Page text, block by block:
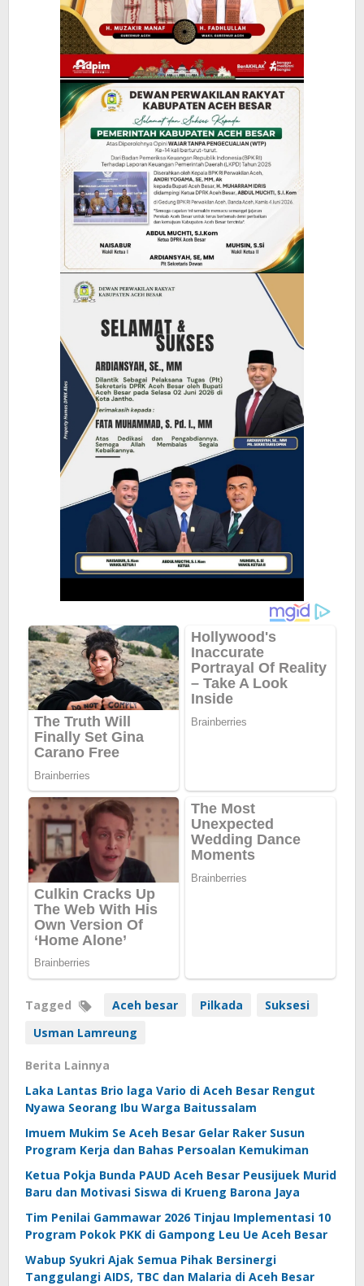
Tagged Aceh besar Pilkada
Suksesi
Usman Lamreung
Berita Lainnya
Laka Lantas Brio laga Vario di Aceh Besar Rengut
Nyawa Seorang Ibu Warga Baitussalam
Imuem Mukim Se Aceh Besar Gelar Raker Susun
Program Kerja dan Bahas Persoalan Kemukiman
Ketua Pokja Bunda PAUD Aceh Besar Peusijuek Murid
Baru dan Motivasi Siswa di Krueng Barona Jaya
Tim Penilai Gammawar 2026 Tinjau Implementasi 10
Program Pokok PKK di Gampong Leu Ue Aceh Besar
Wabup Syukri Ajak Semua Pihak Bersinergi
Tanggulangi AIDS, TBC dan Malaria di Aceh Besar